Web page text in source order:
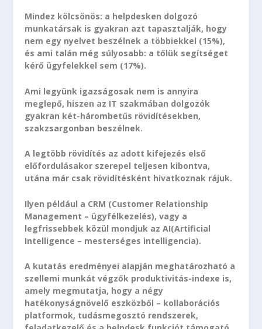
Mindez kölcsönös: a helpdesken dolgozó
munkatársak is gyakran azt tapasztalják, hogy
nem egy nyelvet beszélnek a többiekkel (15%),
és ami talán még súlyosabb: a tőlük segítséget
kérő ügyfelekkel sem (17%).
Ami legyünk igazságosak nem is annyira
meglepő, hiszen az IT szakmában dolgozók
gyakran két-hárombetűs rövidítésekben,
szakzsargonban beszélnek.
A legtöbb rövidítés az adott kifejezés első
előfordulásakor szerepel teljesen kibontva,
utána már csak rövidítésként hivatkoznak rájuk.
Ilyen például a CRM (Customer Relationship
Management – ügyfélkezelés), vagy a
legfrissebbek közül mondjuk az AI(Artificial
Intelligence – mesterséges intelligencia).
A kutatás eredményei alapján meghatározható a
szellemi munkát végzők produktivitás-indexe is,
amely megmutatja, hogy a négy
hatékonyságnövelő eszközből – kollaborációs
platformok, tudásmegosztó rendszerek,